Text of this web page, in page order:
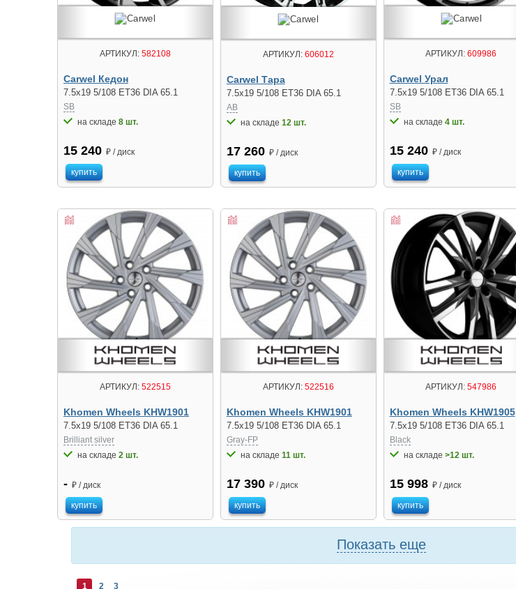
АРТИКУЛ:582108
Carwel Кедон
7.5x19 5/108 ET36 DIA 65.1
SB
на складе 8 шт.
15 240 ₽ / диск
купить
АРТИКУЛ:606012
Carwel Тара
7.5x19 5/108 ET36 DIA 65.1
AB
на складе 12 шт.
17 260 ₽ / диск
купить
АРТИКУЛ: 609986
Carwel Урал
7.5x19 5/108 ET36 DIA 65.1
SB
на складе 4 шт.
15 240 ₽ / диск
купить
АРТИКУЛ:522515
Khomen Wheels KHW1901
7.5x19 5/108 ET36 DIA 65.1
Brilliant silver
на складе 2 шт.
- ₽ / диск
купить
АРТИКУЛ:522516
Khomen Wheels KHW1901
7.5x19 5/108 ET36 DIA 65.1
Gray-FP
на складе 11 шт.
17 390 ₽ / диск
купить
АРТИКУЛ: 547986
Khomen Wheels KHW1905
7.5x19 5/108 ET36 DIA 65.1
Black
на складе >12 шт.
15 998 ₽ / диск
купить
Показать еще
1 2 3